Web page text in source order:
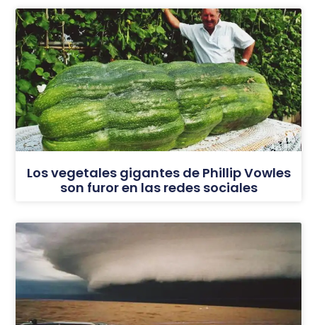
Los vegetales gigantes de Phillip Vowles
son furor en las redes sociales